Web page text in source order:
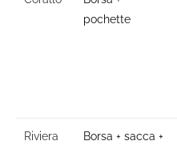
pochette
Riviera
Borsa + sacca +